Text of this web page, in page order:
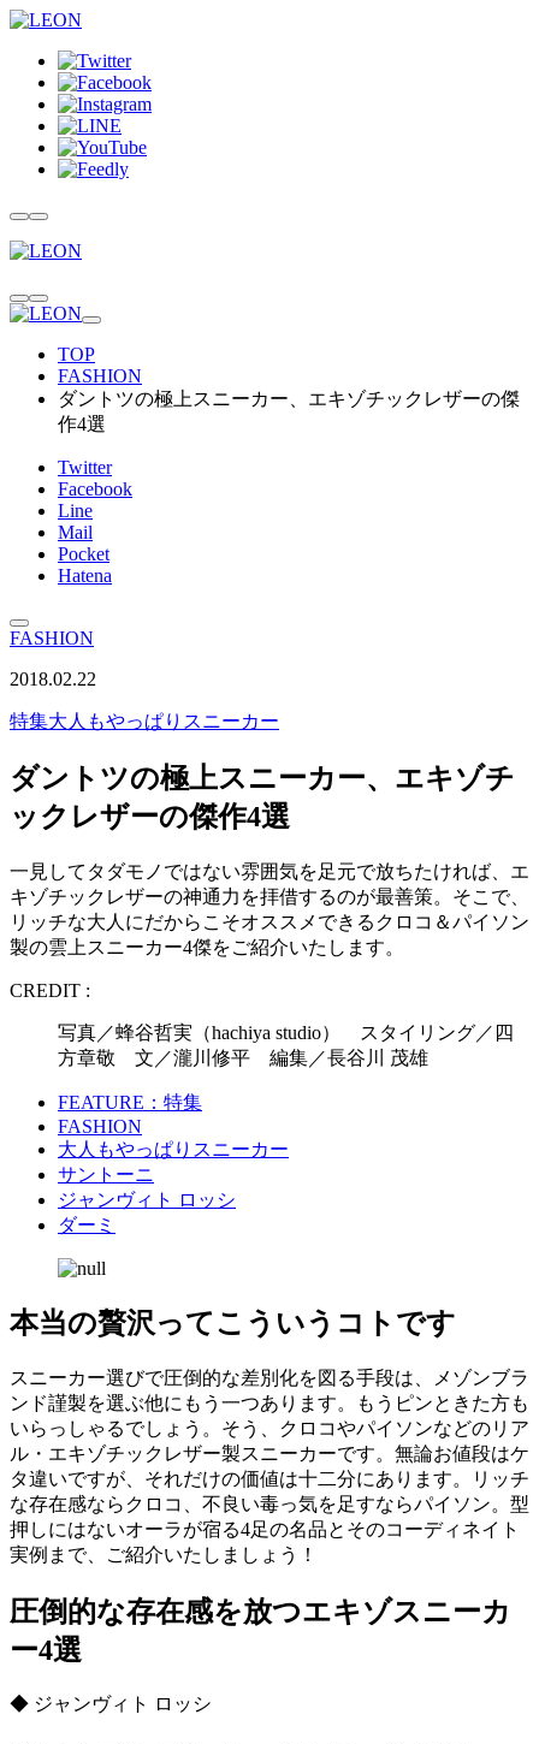
TOP
FASHION
ダントツの極上スニーカー、エキゾチックレザーの傑
作4選
Twitter
Facebook
Line
Mail
Pocket
Hatena
FASHION
2018.02.22
特集大人もやっぱりスニーカー
ダントツの極上スニーカー、エキゾチ
ックレザーの傑作4選
一見してタダモノではない雰囲気を足元で放ちたければ、エ
キゾチックレザーの神通力を拝借するのが最善策。そこで、
リッチな大人にだからこそオススメできるクロコ＆パイソン
製の雲上スニーカー4傑をご紹介いたします。
CREDIT :
写真／蜂谷哲実（hachiya studio） スタイリング／四
方章敬 文／瀧川修平 編集／長谷川 茂雄
FEATURE：特集
FASHION
大人もやっぱりスニーカー
サントーニ
ジャンヴィト ロッシ
ダーミ
本当の贅沢ってこういうコトです
スニーカー選びで圧倒的な差別化を図る手段は、メゾンブラ
ンド謹製を選ぶ他にもう一つあります。もうピンときた方も
いらっしゃるでしょう。そう、クロコやパイソンなどのリア
ル・エキゾチックレザー製スニーカーです。無論お値段はケ
タ違いですが、それだけの価値は十二分にあります。リッチ
な存在感ならクロコ、不良い毒っ気を足すならパイソン。型
押しにはないオーラが宿る4足の名品とそのコーディネイト
実例まで、ご紹介いたしましょう！
圧倒的な存在感を放つエキゾスニーカ
ー4選
◆ ジャンヴィト ロッシ